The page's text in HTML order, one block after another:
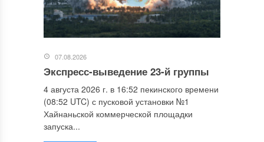
07.08.2026
Экспресс-выведение 23-й группы
4 августа 2026 г. в 16:52 пекинского времени
(08:52 UTC) с пусковой установки №1
Хайнаньской коммерческой площадки
запуска...